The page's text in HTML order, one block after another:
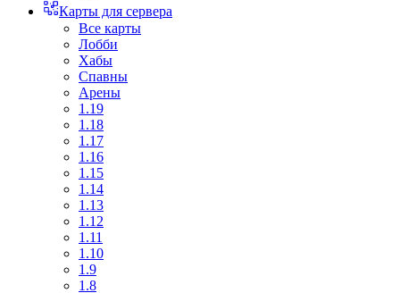
Карты для сервера
Все карты
Лобби
Хабы
Спавны
Арены
1.19
1.18
1.17
1.16
1.15
1.14
1.13
1.12
1.11
1.10
1.9
1.8